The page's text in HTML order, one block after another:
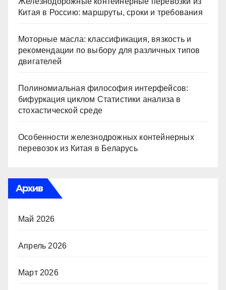
Китая в Россию: маршруты, сроки и требования
Моторные масла: классификация, вязкость и
рекомендации по выбору для различных типов
двигателей
Полиномиальная философия интерфейсов:
бифуркация циклом Статистики анализа в
стохастической среде
Особенности железнодрожных контейнерных
перевозок из Китая в Беларусь
Архив
Май 2026
Апрель 2026
Март 2026